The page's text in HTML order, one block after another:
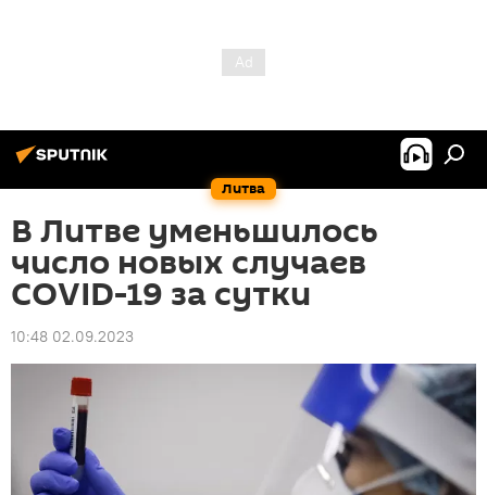
Литва
В Литве уменьшилось
число новых случаев
COVID-19 за сутки
10:48 02.09.2023